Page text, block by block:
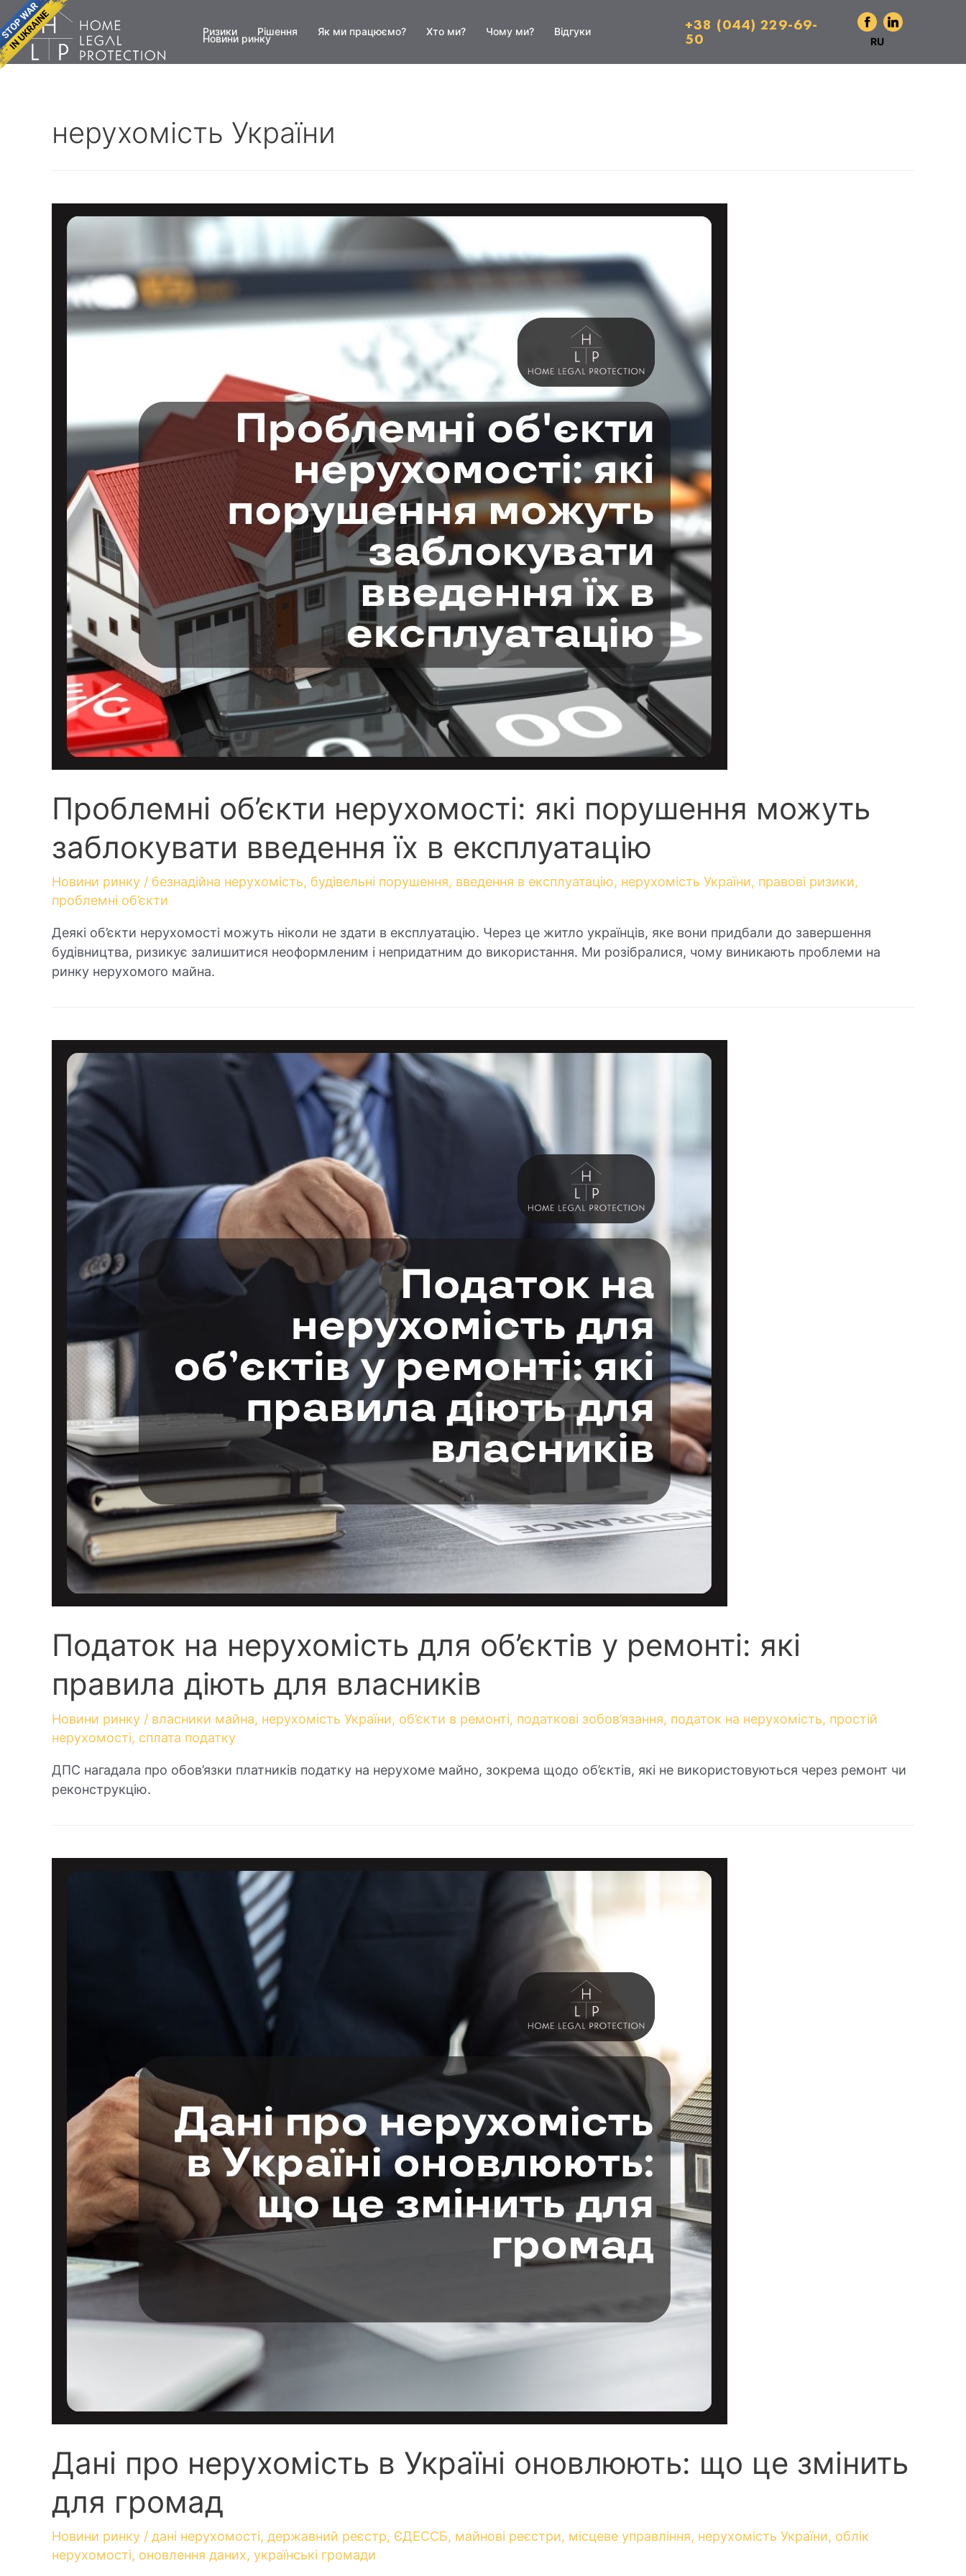
Ризики Рішення Як ми працюємо? Хто ми? Чому ми? Відгуки
Новини ринку
+38 (044) 229-69-
50 RU
нерухомість України
Проблемні об’єкти нерухомості: які порушення можуть
заблокувати введення їх в експлуатацію
Новини ринку / безнадійна нерухомість, будівельні порушення, введення в експлуатацію, нерухомість України, правові ризики,
проблемні об’єкти
Деякі об’єкти нерухомості можуть ніколи не здати в експлуатацію. Через це житло українців, яке вони придбали до завершення
будівництва, ризикує залишитися неоформленим і непридатним до використання. Ми розібралися, чому виникають проблеми на
ринку нерухомого майна.
Податок на нерухомість для об’єктів у ремонті: які
правила діють для власників
Новини ринку / власники майна, нерухомість України, об’єкти в ремонті, податкові зобов’язання, податок на нерухомість, простій
нерухомості, сплата податку
ДПС нагадала про обов’язки платників податку на нерухоме майно, зокрема щодо об’єктів, які не використовуються через ремонт чи
реконструкцію.
Дані про нерухомість в Україні оновлюють: що це змінить
для громад
Новини ринку / дані нерухомості, державний реєстр, ЄДЕССБ, майнові реєстри, місцеве управління, нерухомість України, облік
нерухомості, оновлення даних, українські громади